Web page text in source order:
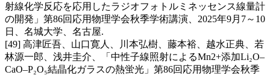
射線化学反応を応用したラジオフォトルミネッセンス線量計
の開発」第86回応用物理学会秋季学術講演、2025年9月7～10
日、名城大学、名古屋.
[49] 高津匠吾、山口寛人、川本弘樹、藤本裕、越水正典、若
林源一郎、浅井圭介、「中性子線照射によるMn2+添加Li₂O–
CaO–P₂O₅結晶化ガラスの熱蛍光」第86回応用物理学会秋季